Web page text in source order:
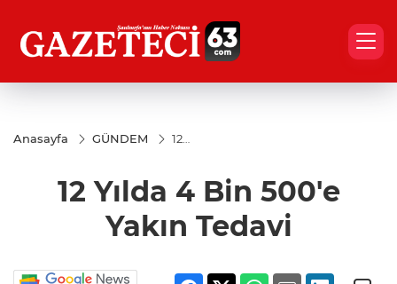
Anasayfa GÜNDEM
12
500'e
Yakın
12 Yılda 4 Bin 500'e
Yakın Tedavi